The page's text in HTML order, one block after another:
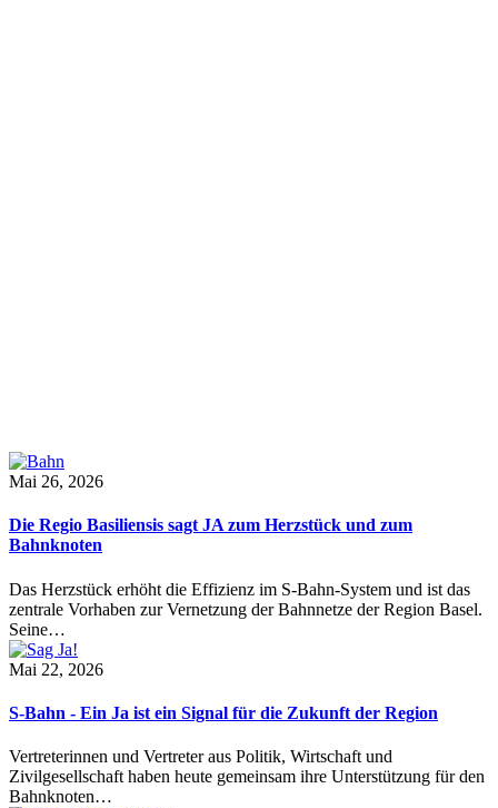
Mai 26, 2026
Die Regio Basiliensis sagt JA zum Herzstück und zum
Bahnknoten
Das Herzstück erhöht die Effizienz im S-Bahn-System und ist das
zentrale Vorhaben zur Vernetzung der Bahnnetze der Region Basel.
Seine…
Mai 22, 2026
S-Bahn - Ein Ja ist ein Signal für die Zukunft der Region
Vertreterinnen und Vertreter aus Politik, Wirtschaft und
Zivilgesellschaft haben heute gemeinsam ihre Unterstützung für den
Bahnknoten…